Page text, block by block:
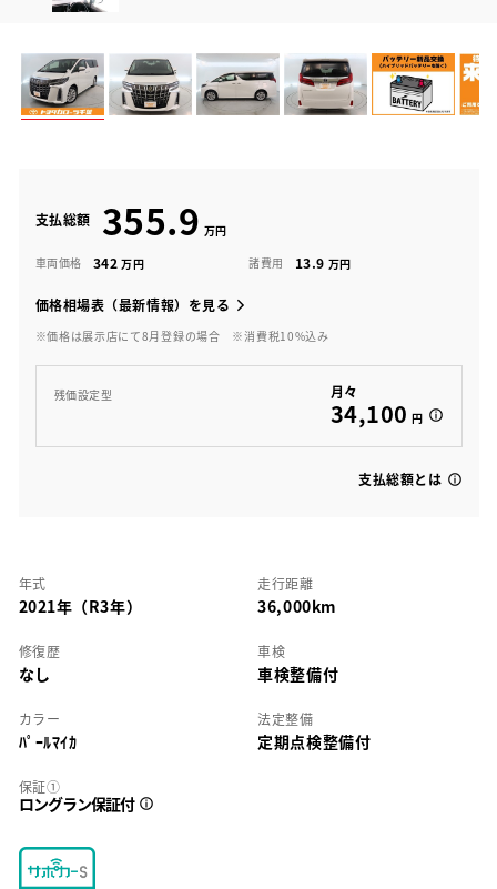
支払総額 355.9
車両価格 342 諸費用 13.9
価格相場表（最新情報）を見る
※価格は展示店にて8月登録の場合 ※消費税10%込み
残価設定型 月々
34,100 円
支払総額とは
年式
2021年（R3年）
走行距離
36,000km
修復歴
なし
車検
車検整備付
カラー
ﾊﾟｰﾙﾏｲｶ
法定整備
定期点検整備付
保証①
ロングラン保証付